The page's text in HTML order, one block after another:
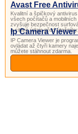
Avast Free
Kvalitní a špičkový
všech počítačů a
zvyšuje bezpečnost
a citlivé údaje před útočníky.
Ip Camera Viewer
IP Camera Viewer je
ovládat až čtyři kamery
můžete stáhnout zdarma.